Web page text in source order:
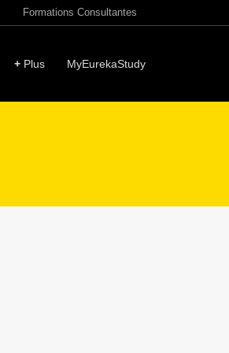
Formations Consultantes
+ Plus MyEurekaStudy